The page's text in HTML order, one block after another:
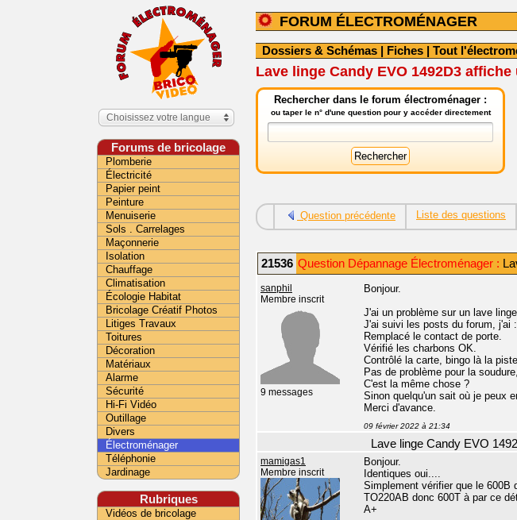
FORUM ÉLECTROMÉNAGER
Dossiers & Schémas | Fiches | Tout
Lave linge Candy EVO 1492D3
Rechercher dans le forum électroménager :
ou taper le n° d'une question pour y accéder directement
Question précédente Liste des questions
21536 Question Dépannage Électroménager :
sanphil
Membre inscrit
9 messages
Bonjour.
J'ai un problème sur un lave
J'ai suivi les posts du forum, j'ai :
Remplacé le contact de porte.
Vérifié les charbons OK.
Contrôlé la carte, bingo là la
Pas de problème pour la
C'est la même chose ?
Sinon quelqu'un sait où je peux
Merci d'avance.
09 février 2022 à 21:34
Lave linge Candy EVO
mamigas1
Membre inscrit
Bonjour.
Identiques oui....
Simplement vérifier que le 600B
TO220AB donc 600T à par ce
A+
Choisissez votre langue
Forums de bricolage
Plomberie
Électricité
Papier peint
Peinture
Menuiserie
Sols . Carrelages
Maçonnerie
Isolation
Chauffage
Climatisation
Écologie Habitat
Bricolage Créatif Photos
Litiges Travaux
Toitures
Décoration
Matériaux
Alarme
Sécurité
Hi-Fi Vidéo
Outillage
Divers
Électroménager
Téléphonie
Jardinage
Rubriques
Vidéos de bricolage